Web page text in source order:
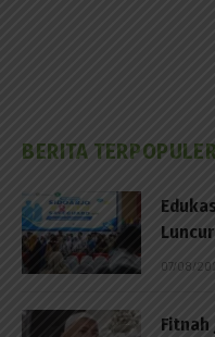
BERITA TERPOPULER
07/08/
Fitnah